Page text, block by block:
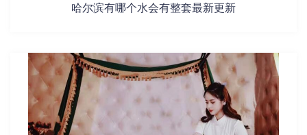
哈尔滨有哪个水会有整套最新更新